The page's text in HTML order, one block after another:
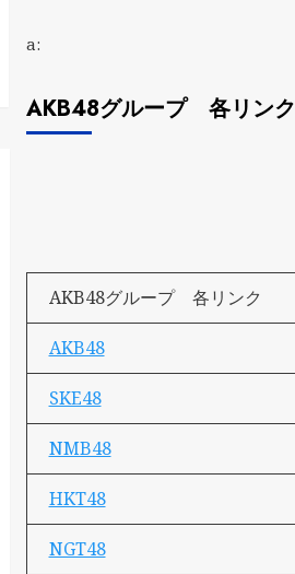
a:
AKB48グループ 各リンク
AKB48グループ 各リンク
AKB48
SKE48
NMB48
HKT48
NGT48